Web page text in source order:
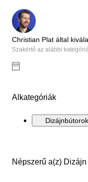
Christian Plat által
Szakértő az alábbi
Alkategóriák
Dizájnbútorok
Népszerű a(z)